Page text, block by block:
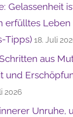
Gelassenheit
erfülltes Leben
Tipps) 18. Juli
aus
und
2026
Unruhe,